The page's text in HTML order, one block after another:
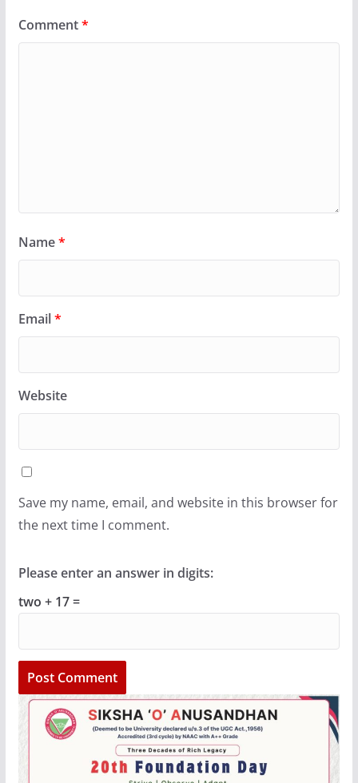
Comment*
Name*
Email*
Website
Save my name, email, and website in this browser for
the next time I comment.
Please enter an answer in digits:
two + 17 =